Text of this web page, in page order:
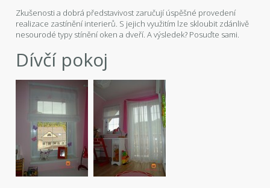
Zkušenosti a dobrá představivost zaručují úspěšné provedení
realizace zastínění interierů. S jejich využitím lze skloubit zdánlivě
nesourodé typy stínění oken a dveří. A výsledek? Posuďte sami.
Dívčí pokoj